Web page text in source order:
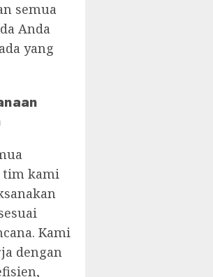
semua
Anda
yang
tim kami
Kami
dengan